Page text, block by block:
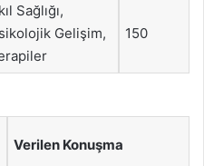
Sağlığı,
Gelişim,
150
Verilen Konuşma